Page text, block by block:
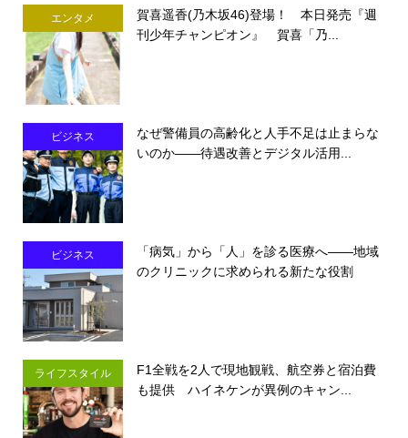
エンタメ
賀喜遥香(乃木坂46)登場！ 本日発売『週
刊少年チャンピオン』 賀喜「乃...
ビジネス
なぜ警備員の高齢化と人手不足は止まらな
いのか――待遇改善とデジタル活用...
ビジネス
「病気」から「人」を診る医療へ――地域
のクリニックに求められる新たな役割
ライフスタイル
F1全戦を2人で現地観戦、航空券と宿泊費
も提供 ハイネケンが異例のキャン...